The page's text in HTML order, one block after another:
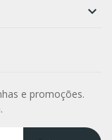

e promoções.